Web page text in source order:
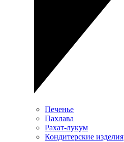
Печенье
Пахлава
Рахат-лукум
Кондитерские изделия